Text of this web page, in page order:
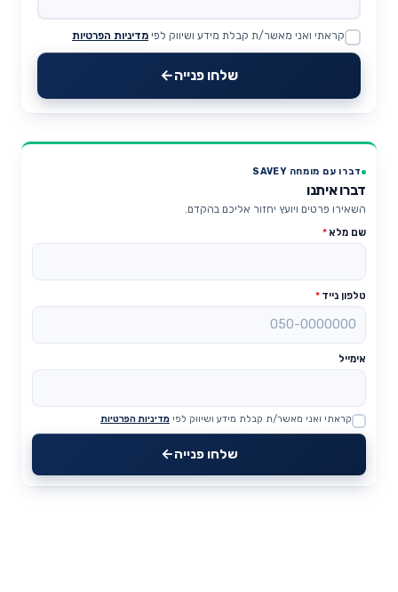
Website
קראתי ואני מאשר/ת קבלת מידע ושיווק לפי מדיניות הפרטיות
שלחו פנייה
דברו עם מומחה SAVEY
דברו איתנו
השאירו פרטים ויועץ יחזור אליכם בהקדם.
שם מלא*
טלפון נייד *
אימייל
Website
קראתי ואני מאשר/ת קבלת מידע ושיווק לפי מדיניות הפרטיות
שלחו פנייה